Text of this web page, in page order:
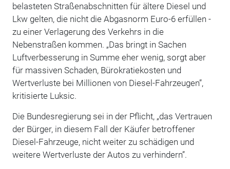
belasteten Straßenabschnitten für ältere Diesel und
Lkw gelten, die nicht die Abgasnorm Euro-6 erfüllen -
zu einer Verlagerung des Verkehrs in die
Nebenstraßen kommen. „Das bringt in Sachen
Luftverbesserung in Summe eher wenig, sorgt aber
für massiven Schaden, Bürokratiekosten und
Wertverluste bei Millionen von Diesel-Fahrzeugen”,
kritisierte Luksic.
Die Bundesregierung sei in der Pflicht, „das Vertrauen
der Bürger, in diesem Fall der Käufer betroffener
Diesel-Fahrzeuge, nicht weiter zu schädigen und
weitere Wertverluste der Autos zu verhindern”.